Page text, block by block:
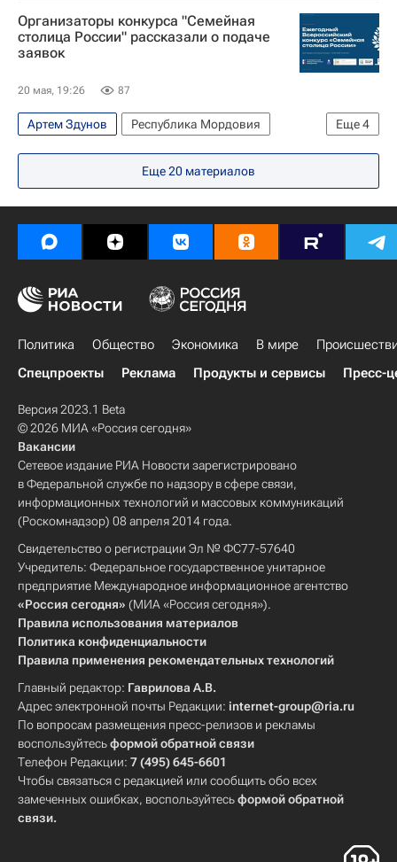
Организаторы конкурса "Семейная
столица России" рассказали о подаче
заявок
20 мая, 19:26 87
Еще4
Артем Здунов
Республика Мордовия
Новый Уренгой
Норильск
Новосибирск
Президентский фонд культурных инициатив
Еще20 материалов
Политика Общество Экономика В мире
Спецпроекты
Реклама Продукты и сервисы Пресс-
Версия 2023.1 Beta
© 2026 МИА «Россия сегодня»
Вакансии
Сетевое издание РИА Новости зарегистрировано
в Федеральной службе по надзору в сфере связи,
информационных технологий и массовых коммуникаций
(Роскомнадзор) 08 апреля 2014 года.
Свидетельство о регистрации Эл № ФС77-57640
Учредитель: Федеральное государственное унитарное
предприятие Международное информационное агентство
«Россия сегодня» (МИА «Россия сегодня»).
Правила использования материалов
Политика конфиденциальности
Правила применения рекомендательных технологий
Главный редактор: Гаврилова А.В.
Адрес электронной почты Редакции: internet-group@ria.ru
По вопросам размещения пресс-релизов и рекламы
воспользуйтесьформой обратной связи
Телефон Редакции: 7 (495) 645-6601
Чтобы связаться с редакцией или сообщить обо всех
замеченных ошибках, воспользуйтесьформой обратной
связи.